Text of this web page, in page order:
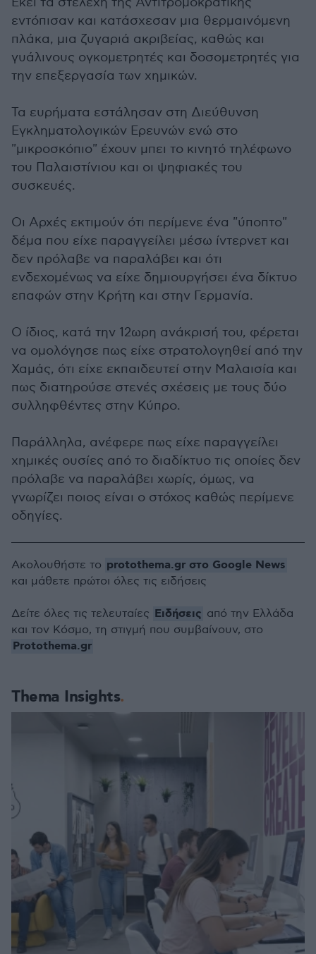
εντόπισαν και κατάσχεσαν μια θερμαινόμενη
πλάκα, μια ζυγαριά ακριβείας, καθώς και
γυάλινους ογκομετρητές και δοσομετρητές για
την επεξεργασία των χημικών.
Τα ευρήματα εστάλησαν στη Διεύθυνση
Εγκληματολογικών Ερευνών ενώ στο
"μικροσκόπιο" έχουν μπει το κινητό τηλέφωνο
του Παλαιστίνιου και οι ψηφιακές του
συσκευές.
Οι Αρχές εκτιμούν ότι περίμενε ένα "ύποπτο"
δέμα που είχε παραγγείλει μέσω ίντερνετ και
δεν πρόλαβε να παραλάβει και ότι
ενδεχομένως να είχε δημιουργήσει ένα δίκτυο
επαφών στην Κρήτη και στην Γερμανία.
Ο ίδιος, κατά την 12ωρη ανάκρισή του, φέρεται
να ομολόγησε πως είχε στρατολογηθεί από την
Χαμάς, ότι είχε εκπαιδευτεί στην Μαλαισία και
πως διατηρούσε στενές σχέσεις με τους δύο
συλληφθέντες στην Κύπρο.
Παράλληλα, ανέφερε πως είχε παραγγείλει
χημικές ουσίες από το διαδίκτυο τις οποίες δεν
πρόλαβε να παραλάβει χωρίς, όμως, να
γνωρίζει ποιος είναι ο στόχος καθώς περίμενε
οδηγίες.
Thema Insights
Ακολουθήστε το protothema.gr στο Google News
και μάθετε πρώτοι όλες τις ειδήσεις
Δείτε όλες τις τελευταίες Ειδήσεις από την Ελλάδα
και τον Κόσμο, τη στιγμή που συμβαίνουν, στο
Protothema.gr